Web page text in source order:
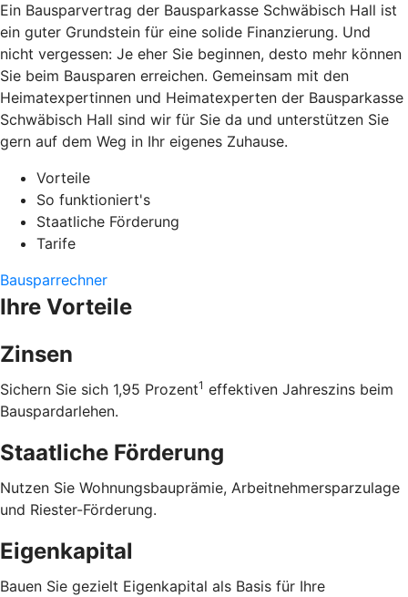
Ein Bausparvertrag der Bausparkasse Schwäbisch Hall ist
ein guter Grundstein für eine solide Finanzierung. Und
nicht vergessen: Je eher Sie beginnen, desto mehr können
Sie beim Bausparen erreichen. Gemeinsam mit den
Heimatexpertinnen und Heimatexperten der Bausparkasse
Schwäbisch Hall sind wir für Sie da und unterstützen Sie
gern auf dem Weg in Ihr eigenes Zuhause.
Vorteile
So funktioniert's
Staatliche Förderung
Tarife
Bausparrechner
Ihre Vorteile
Zinsen
Sichern Sie sich 1,95 Prozent1 effektiven Jahreszins beim
Bauspardarlehen.
Staatliche Förderung
Nutzen Sie Wohnungsbauprämie, Arbeitnehmersparzulage
und Riester-Förderung.
Eigenkapital
Bauen Sie gezielt Eigenkapital als Basis für Ihre